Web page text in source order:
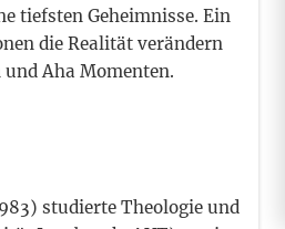
tiefsten Geheimnisse. Ein
die Realität verändern
Aha Momenten.
studierte Theologie und